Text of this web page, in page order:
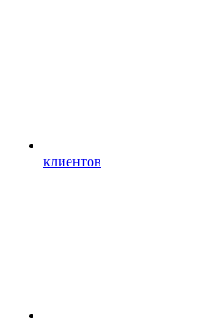
клиентов